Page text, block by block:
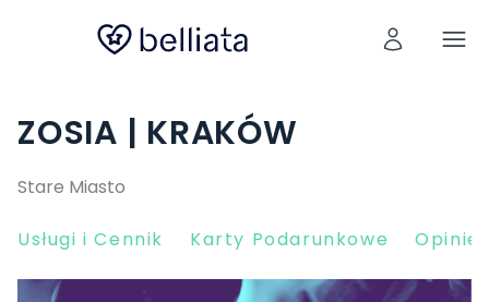
ZOSIA | KRAKÓW
Stare Miasto
Usługi i Cennik Karty Podarunkowe Opinie